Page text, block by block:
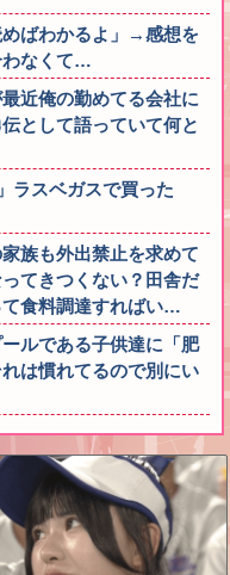
ばわかるよ」→感想を
わなくて…
近俺の勤めてる会社に
として語っていて何と
ラスベガスで買った
族も外出禁止を求めて
てきつくない？田舎だ
て食料調達すればい…
ルである子供達に「肥
は慣れてるので別にい